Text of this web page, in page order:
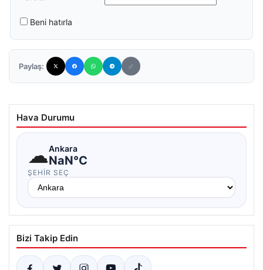
Beni hatırla
Paylaş:
Hava Durumu
☁Ankara
NaN°C
ŞEHIR SEÇ
Bizi Takip Edin